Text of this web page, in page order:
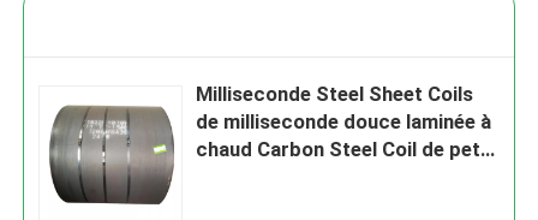
Milliseconde Steel Sheet Coils
de milliseconde douce laminée à
chaud Carbon Steel Coil de petit